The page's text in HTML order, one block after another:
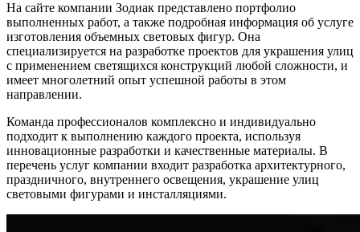
На сайте компании Зодиак представлено портфолио
выполненных работ, а также подробная информация об услуге
изготовления объемных световых фигур. Она
специализируется на разработке проектов для украшения улиц
с применением светящихся конструкций любой сложности, и
имеет многолетний опыт успешной работы в этом
направлении.
Команда профессионалов комплексно и индивидуально
подходит к выполнению каждого проекта, используя
инновационные разработки и качественные материалы. В
перечень услуг компании входит разработка архитектурного,
праздничного, внутреннего освещения, украшение улиц
световыми фигурами и инсталляциями.